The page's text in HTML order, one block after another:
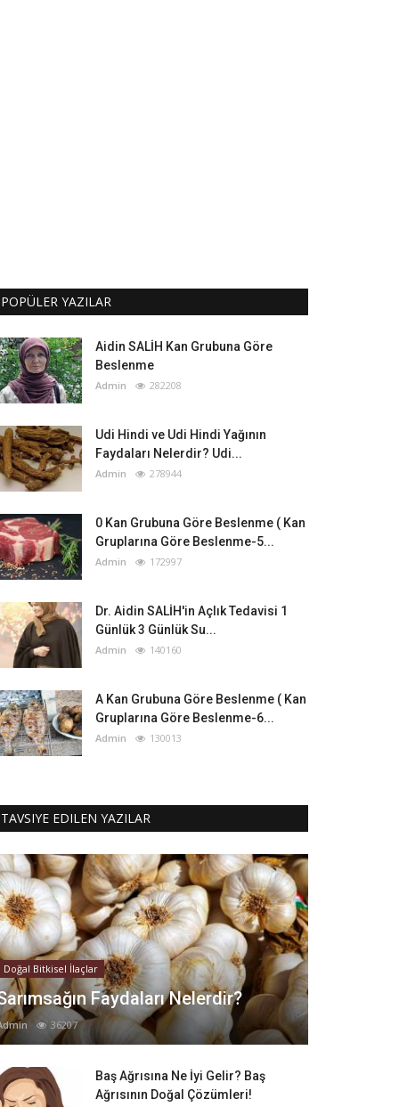
POPÜLER YAZILAR
Aidin SALİH Kan Grubuna Göre
Beslenme
Admin 282208
Udi Hindi ve Udi Hindi Yağının
Faydaları Nelerdir? Udi...
Admin 278944
0 Kan Grubuna Göre Beslenme ( Kan
Gruplarına Göre Beslenme-5...
Admin 172997
Dr. Aidin SALİH'in Açlık Tedavisi 1
Günlük 3 Günlük Su...
Admin 140160
A Kan Grubuna Göre Beslenme ( Kan
Gruplarına Göre Beslenme-6...
Admin 130013
TAVSIYE EDILEN YAZILAR
Doğal Bitkisel İlaçlar
Faydaları Nelerdir?
36207
Baş Ağrısına Ne İyi Gelir? Baş
Ağrısının Doğal Çözümleri!